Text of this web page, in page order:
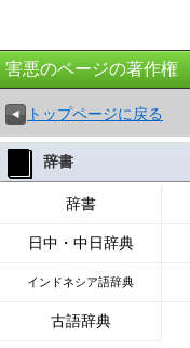
害悪のページの著作権
トップページに戻る
辞書
辞書
日中・中日辞典
インドネシア語辞典
古語辞典